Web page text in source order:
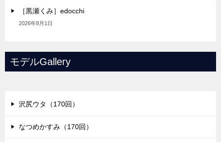
［黒瀬くみ］edocchi
2026年8月1日
モデルGallery
沢尻ウタ（170回）
なつめかすみ（170回）